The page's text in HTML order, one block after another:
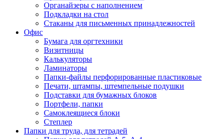
Органайзеры с наполнением
Подкладки на стол
Стаканы для письменных принадлежностей
Офис
Бумага для оргтехники
Визитницы
Калькуляторы
Ламинаторы
Папки-файлы перфорированные пластиковые
Печати, штампы, штемпельные подушки
Подставки для бумажных блоков
Портфели, папки
Самоклеящиеся блоки
Степлер
Папки для труда, для тетрадей